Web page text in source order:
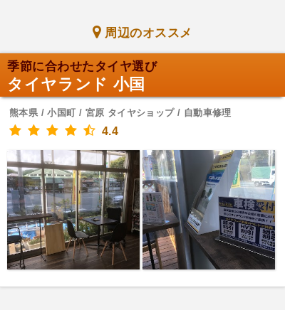
周辺のオススメ
季節に合わせたタイヤ選び
タイヤランド 小国
熊本県 / 小国町 / 宮原 タイヤショップ / 自動車修理
4.4